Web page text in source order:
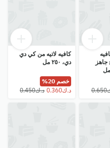
جاهز
كافيه لاتيه من كي دي
دي، ٢٥٠ مل
خصم 20%
⁦د.ك0.450⁩